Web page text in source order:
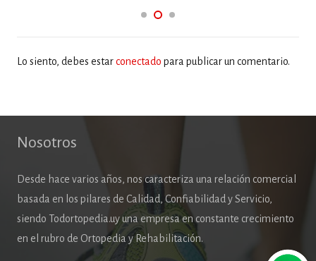
Lo siento, debes estarconectado para publicar un comentario.
Nosotros
Desde hace varios años, nos caracteriza una relación comercial
basada en los pilares de Calidad, Confiabilidad y Servicio,
siendo Todortopedia.uy una empresa en constante crecimiento
en el rubro de Ortopedia y Rehabilitación.